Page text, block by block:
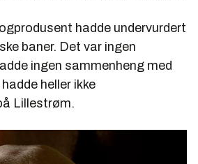
hadde undervurdert
baner. Det var ingen
ingen sammenheng med
heller ikke
Lillestrøm.